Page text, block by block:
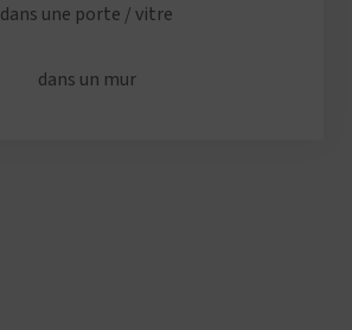
dans une porte / vitre
dans un mur